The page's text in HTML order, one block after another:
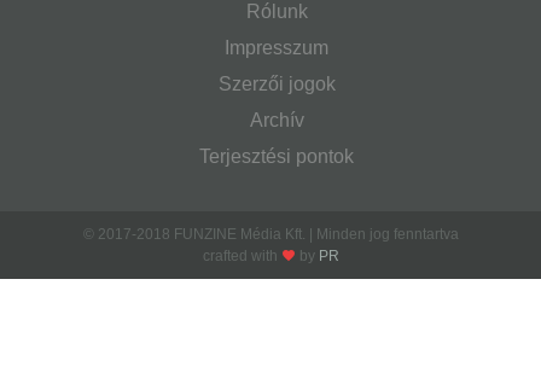
Rólunk
Impresszum
Szerzői jogok
Archív
Terjesztési pontok
© 2017-2018 FUNZINE Média Kft. | Minden jog fenntartva
crafted with
by PR